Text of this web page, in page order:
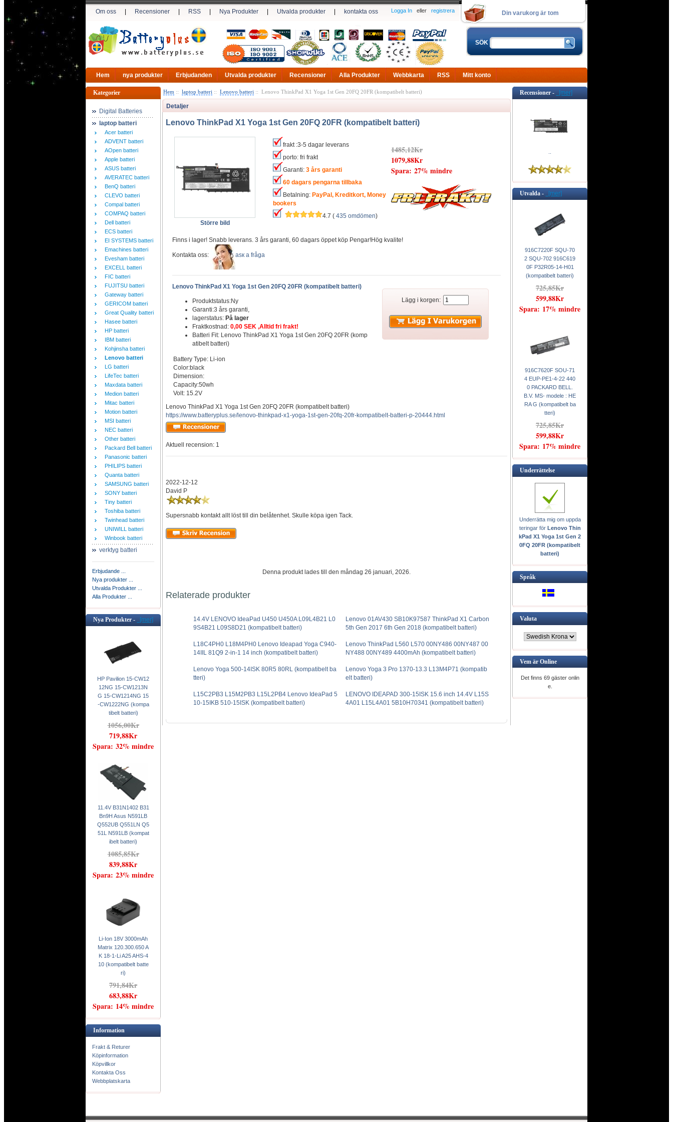
Om oss Recensioner RSS Nya Produkter Utvalda produkter kontakta oss Din varukorg är tom
Logga In eller registrera
SÖK
Hem nya produkter Erbjudanden Utvalda produkter Recensioner Alla Produkter Webbkarta RSS Mitt konto
Kategorier
Digital Batteries
laptop batteri
Acer batteri
ADVENT batteri
AOpen batteri
Apple batteri
ASUS batteri
AVERATEC batteri
BenQ batteri
CLEVO batteri
Compal batteri
COMPAQ batteri
Dell batteri
ECS batteri
EI SYSTEMS batteri
Emachines batteri
Evesham batteri
EXCELL batteri
FIC batteri
FUJITSU batteri
Gateway batteri
GERICOM batteri
Great Quality batteri
Hasee batteri
HP batteri
IBM batteri
Kohjinsha batteri
Lenovo batteri
LG batteri
LifeTec batteri
Maxdata batteri
Medion batteri
Mitac batteri
Motion batteri
MSI batteri
NEC batteri
Other batteri
Packard Bell batteri
Panasonic batteri
PHILIPS batteri
Quanta batteri
SAMSUNG batteri
SONY batteri
Tiny batteri
Toshiba batteri
Twinhead batteri
UNIWILL batteri
Winbook batteri
verktyg batteri
Erbjudande ...
Nya produkter ...
Utvalda Produkter ...
Alla Produkter ...
Nya Produkter - [mer]
HP Pavilion 15-CW12
12NG 15-CW1213N
G 15-CW1214NG 15
-CW1222NG (kompa
tibelt batteri)
1056,00Kr
719,88Kr
Spara: 32% mindre
11.4V B31N1402 B31
Bn9H Asus N591LB
Q552UB Q551LN Q5
51L N591LB (kompat
ibelt batteri)
1085,85Kr
839,88Kr
Spara: 23% mindre
Li-Ion 18V 3000mAh
Matrix 120.300.650 A
K 18-1-Li A25 AHS-4
10 (kompatibelt batte
ri)
791,84Kr
683,88Kr
Spara: 14% mindre
Information
Frakt & Returer
Köpinformation
Köpvillkor
Kontakta Oss
Webbplatskarta
Hem :: laptop batteri :: Lenovo batteri :: Lenovo ThinkPad X1 Yoga 1st Gen 20FQ 20FR (kompatibelt batteri)
Detaljer
Lenovo ThinkPad X1 Yoga 1st Gen 20FQ 20FR (kompatibelt batteri)
Större bild
frakt :3-5 dagar leverans
porto: fri frakt
Garanti: 3 års garanti
60 dagars pengarna tillbaka
Betalning: PayPal, Kreditkort, Money
bookers
4.7 ( 435 omdömen)
1485,12Kr
1079,88Kr
Spara: 27% mindre
Finns i lager! Snabb leverans. 3 års garanti, 60 dagars öppet köp Pengar!Hög kvalite!
Kontakta oss: аsк а fråga
Lägg i korgen:
Lenovo ThinkPad X1 Yoga 1st Gen 20FQ 20FR (kompatibelt batteri)
Produktstatus:Ny
Garanti:3 års garanti,
lagerstatus: På lager
Fraktkostnad: 0,00 SEK ,Alltid fri frakt!
Batteri Fit: Lenovo ThinkPad X1 Yoga 1st Gen 20FQ 20FR (komp
atibelt batteri)
Battery Type: Li-ion
Color:black
Dimension:
Capacity:50wh
Volt: 15.2V
Lenovo ThinkPad X1 Yoga 1st Gen 20FQ 20FR (kompatibelt batteri)
https://www.batteryplus.se/lenovo-thinkpad-x1-yoga-1st-gen-20fq-20fr-kompatibelt-batteri-p-20444.html
Aktuell recension: 1
2022-12-12
David P
Supersnabb kontakt allt löst till din belåtenhet. Skulle köpa igen Tack.
Denna produkt lades till den måndag 26 januari, 2026.
Relaterade produkter
14.4V LENOVO IdeaPad U450 U450A L09L4B21 L0
9S4B21 L09S8D21 (kompatibelt batteri)
Lenovo 01AV430 SB10K97587 ThinkPad X1 Carbon
5th Gen 2017 6th Gen 2018 (kompatibelt batteri)
L18C4PH0 L18M4PH0 Lenovo Ideapad Yoga C940-
14IIL 81Q9 2-in-1 14 inch (kompatibelt batteri)
Lenovo ThinkPad L560 L570 00NY486 00NY487 00
NY488 00NY489 4400mAh (kompatibelt batteri)
Lenovo Yoga 500-14ISK 80R5 80RL (kompatibelt ba
tteri)
Lenovo Yoga 3 Pro 1370-13.3 L13M4P71 (kompatib
elt batteri)
L15C2PB3 L15M2PB3 L15L2PB4 Lenovo IdeaPad 5
10-15IKB 510-15ISK (kompatibelt batteri)
LENOVO IDEAPAD 300-15ISK 15.6 inch 14.4V L15S
4A01 L15L4A01 5B10H70341 (kompatibelt batteri)
Recensioner - [mer]
Utvalda - [mer]
916C7220F SQU-70
2 SQU-702 916C619
0F P32R05-14-H01
(kompatibelt batteri)
725,85Kr
599,88Kr
Spara: 17% mindre
916C7620F SOU-71
4 EUP-PE1-4-22 440
0 PACKARD BELL.
B.V. MS- modele : HE
RA G (kompatibelt ba
tteri)
725,85Kr
599,88Kr
Spara: 17% mindre
Underrättelse
Underrätta mig om uppda
teringar för Lenovo Thin
kPad X1 Yoga 1st Gen 2
0FQ 20FR (kompatibelt
batteri)
Språk
Valuta
Vem är Online
Det finns 69 gäster onlin
e.